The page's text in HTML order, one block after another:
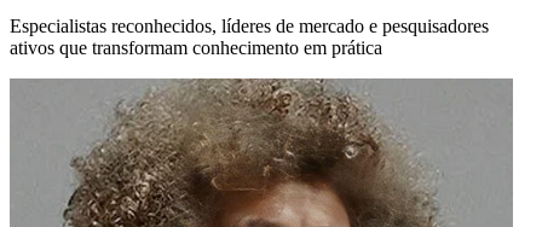
Especialistas reconhecidos, líderes de mercado e pesquisadores
ativos que transformam conhecimento em prática